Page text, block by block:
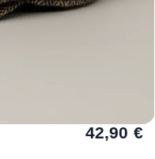
42,90 €